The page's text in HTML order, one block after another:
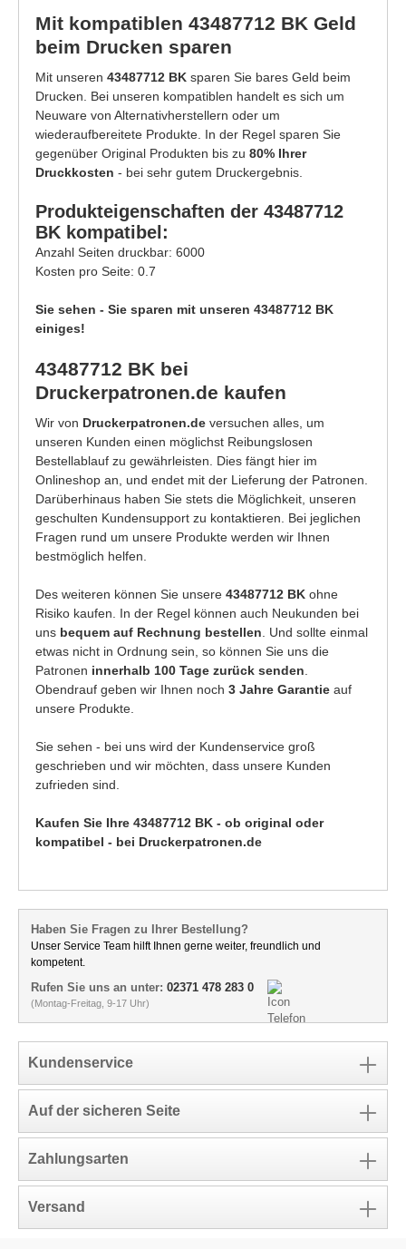
Mit kompatiblen 43487712 BK Geld
beim Drucken sparen
Mit unseren 43487712 BK sparen Sie bares Geld beim
Drucken. Bei unseren kompatiblen handelt es sich um
Neuware von Alternativherstellern oder um
wiederaufbereitete Produkte. In der Regel sparen Sie
gegenüber Original Produkten bis zu 80% Ihrer
Druckkosten - bei sehr gutem Druckergebnis.
Produkteigenschaften der 43487712
BK kompatibel:
Anzahl Seiten druckbar: 6000
Kosten pro Seite: 0.7
Sie sehen - Sie sparen mit unseren 43487712 BK
einiges!
43487712 BK bei
Druckerpatronen.de kaufen
Wir von Druckerpatronen.de versuchen alles, um
unseren Kunden einen möglichst Reibungslosen
Bestellablauf zu gewährleisten. Dies fängt hier im
Onlineshop an, und endet mit der Lieferung der Patronen.
Darüberhinaus haben Sie stets die Möglichkeit, unseren
geschulten Kundensupport zu kontaktieren. Bei jeglichen
Fragen rund um unsere Produkte werden wir Ihnen
bestmöglich helfen.
Des weiteren können Sie unsere 43487712 BK ohne
Risiko kaufen. In der Regel können auch Neukunden bei
uns bequem auf Rechnung bestellen . Und sollte einmal
etwas nicht in Ordnung sein, so können Sie uns die
Patronen innerhalb 100 Tage zurück senden
Obendrauf geben wir Ihnen noch 3 Jahre Garantie auf
unsere Produkte.
Sie sehen - bei uns wird der Kundenservice groß
geschrieben und wir möchten, dass unsere Kunden
zufrieden sind.
Kaufen Sie Ihre 43487712 BK - ob original oder
kompatibel - bei Druckerpatronen.de
Haben Sie Fragen zu Ihrer Bestellung?
Unser Service Team hilft Ihnen gerne weiter, freundlich und
kompetent.
Rufen Sie uns an unter: 02371 478 283 0
(Montag-Freitag, 9-17 Uhr)
Kundenservice
Auf der sicheren Seite
Zahlungsarten
Versand